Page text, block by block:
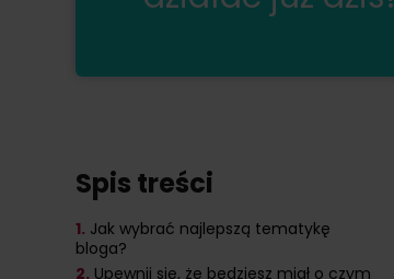
Spis treści
1. Jak wybrać najlepszą tematykę
bloga?
2. Upewnij się, że będziesz miał o czym